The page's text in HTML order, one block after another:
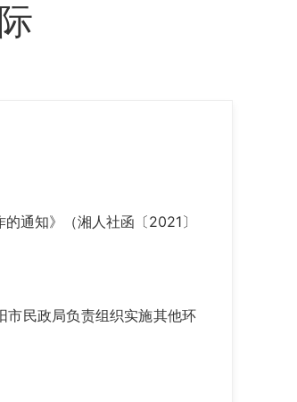
通知》（湘人社函〔2021〕
民政局负责组织实施其他环